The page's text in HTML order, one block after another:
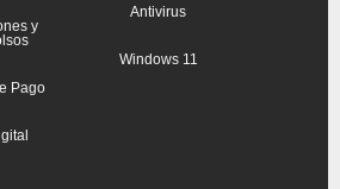
y
Pago
Antivirus
Windows 11